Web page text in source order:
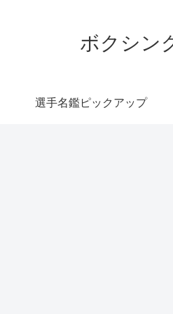
ボクシン
選手名鑑ピックアップ